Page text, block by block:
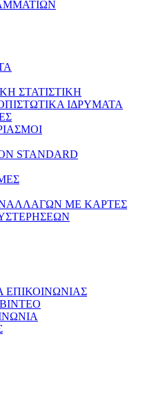
ΣΤΑΤΙΣΤΙΚΗ
ΙΔΡΥΜΑΤΑ
STANDARD
ΜΕ ΚΑΡΤΕΣ
ΕΠΙΚΟΙΝΩΝΙΑΣ